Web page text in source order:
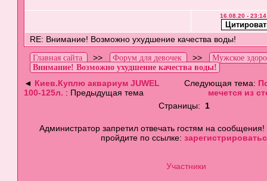
16.08.20 -
RE: Внимание! Возможно ухудшение качества воды!
Главная сайта >> Форум для девочек >> Мужское
Внимание! Возможно ухудшение качества воды!
◄ Киев.Куплю аквариум JUWEL
100-125л. : Предыдущая тема
Следующая тема:
мечется из
Страницы: 1
Администратор запретил отвечать гостям на
пройдите по ссылке:
Участники